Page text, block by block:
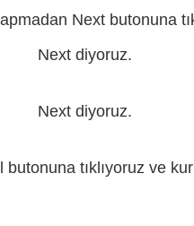
Next butonuna
Next diyoruz.
Next diyoruz.
tıklıyoruz ve